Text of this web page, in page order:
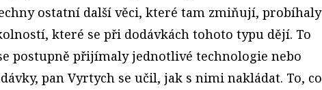
ostatní další věci, které tam zmiňují, probíhaly
které se při dodávkách tohoto typu dějí. To
postupně přijímaly jednotlivé technologie nebo
pan Vyrtych se učil, jak s nimi nakládat. To, co